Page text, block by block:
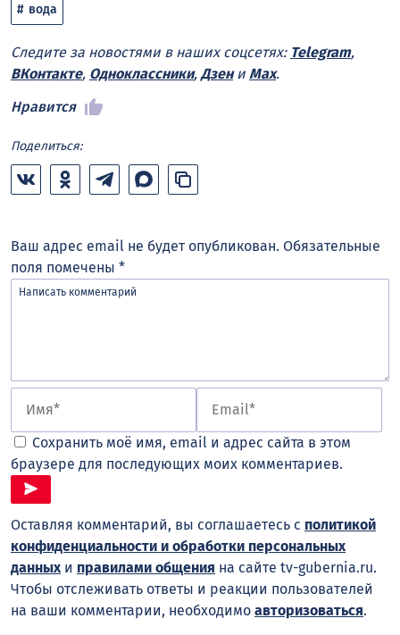
вода
Следите за новостями в наших соцсетях: Telegram,
ВКонтакте, Одноклассники, Дзени Max.
Нравится
Поделиться:
Ваш адрес email не будет опубликован. Обязательные
поля помечены *
Сохранить моё имя, email и адрес сайта в этом
браузере для последующих моих комментариев.
Оставляя комментарий, вы соглашаетесь с политикой
конфиденциальности и обработки персональных
данныхи правилами общения на сайте tv-gubernia.ru.
Чтобы отслеживать ответы и реакции пользователей
на ваши комментарии, необходимо авторизоваться.